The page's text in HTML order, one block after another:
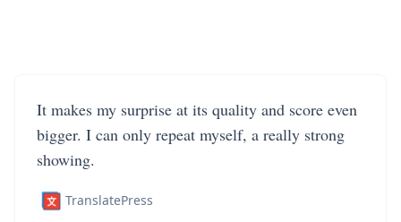
It makes my surprise at its quality and score even
bigger. I can only repeat myself, a really strong
showing.
TranslatePress